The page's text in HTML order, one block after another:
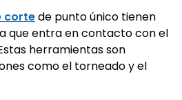
cortede punto único tienen
que entra en contacto con el
herramientas son
como el torneado y el